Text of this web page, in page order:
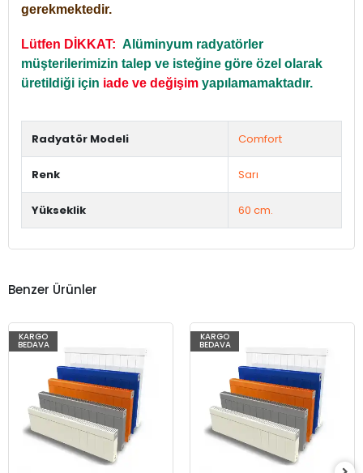
gerekmektedir.
Lütfen DİKKAT: Alüminyum radyatörler
müşterilerimizin talep ve isteğine göre özel olarak
üretildiği için iade ve değişim yapılamamaktadır.
Radyatör Modeli Comfort
Renk Sarı
Yükseklik 60 cm.
Benzer Ürünler
KARGO
BEDAVA
KARGO
BEDAVA